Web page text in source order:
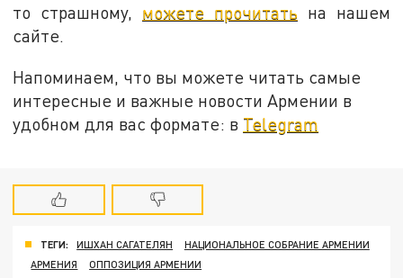
то страшному, можете прочитать на нашем
сайте.
Напоминаем, что вы можете читать самые
интересные и важные новости Армении в
удобном для вас формате: в Telegram
ТЕГИ: ИШХАН САГАТЕЛЯН
НАЦИОНАЛЬНОЕ СОБРАНИЕ АРМЕНИИ
АРМЕНИЯ
ОППОЗИЦИЯ АРМЕНИИ